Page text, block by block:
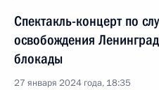
Спектакль-концерт по
освобождения
блокады
27 января 2024 года, 18:35